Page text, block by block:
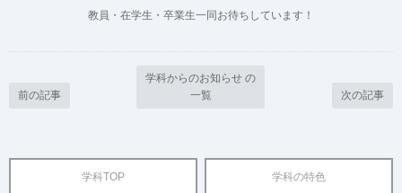
教員・在学生・卒業生一同お待ちしています！
前の記事
学科からのお知らせ の
一覧
次の記事
学科TOP 学科の特色